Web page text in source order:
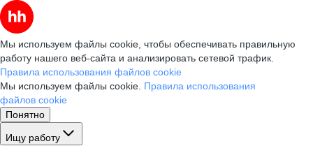
Мы используем файлы cookie, чтобы обеспечивать правильную
работу нашего веб-сайта и анализировать сетевой трафик.
Правила использования файлов cookie
Мы используем файлы cookie. Правила использования
файлов cookie
Понятно
Ищу работу